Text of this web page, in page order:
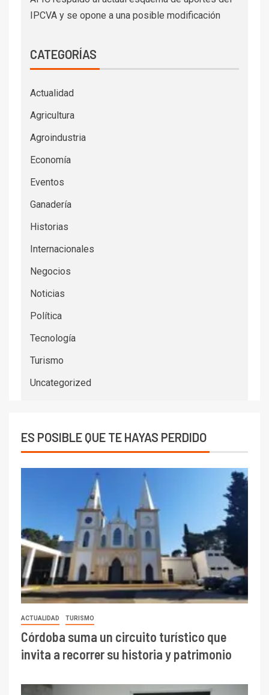
IPCVA y se opone a una posible modificación
CATEGORÍAS
Actualidad
Agricultura
Agroindustria
Economía
Eventos
Ganadería
Historias
Internacionales
Negocios
Noticias
Política
Tecnología
Turismo
Uncategorized
ES POSIBLE QUE TE HAYAS PERDIDO
ACTUALIDAD TURISMO
Córdoba suma un circuito turístico que
invita a recorrer su historia y patrimonio